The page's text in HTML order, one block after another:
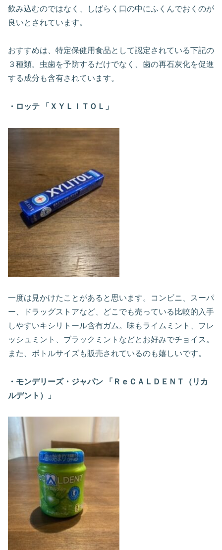
飲み込むのではなく、しばらく口の中にふくんでおくのが
良いとされています。
おすすめは、特定保健用食品として認定されている下記の
３種類。虫歯を予防するだけでなく、歯の再石灰化を促進
する成分も含有されています。
・ロッテ 「ＸＹＬＩＴＯＬ 」
一度は見かけたことがあると思います。コンビニ、スーパ
ー、ドラッグストアなど、どこでも売っている比較的入手
しやすいキシリトール含有ガム。味もライムミント、フレ
ッシュミント、ブラックミントなどとお好みでチョイス。
また、ボトルサイズも販売されているのも嬉しいです。
・モンデリーズ・ジャパン 「ＲｅＣＡＬＤＥＮＴ（リカ
ルデント）」